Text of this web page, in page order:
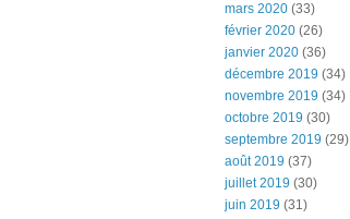
mars 2020 (33)
février 2020 (26)
janvier 2020 (36)
décembre 2019 (34)
novembre 2019 (34)
octobre 2019 (30)
septembre 2019 (29)
août 2019 (37)
juillet 2019 (30)
juin 2019 (31)